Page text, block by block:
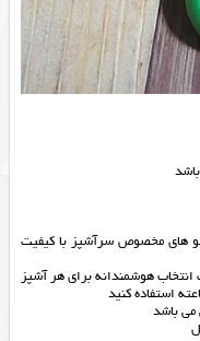
های مخصوص سرآشپز با کیفیت
هوشمندانه برای هر آشپز